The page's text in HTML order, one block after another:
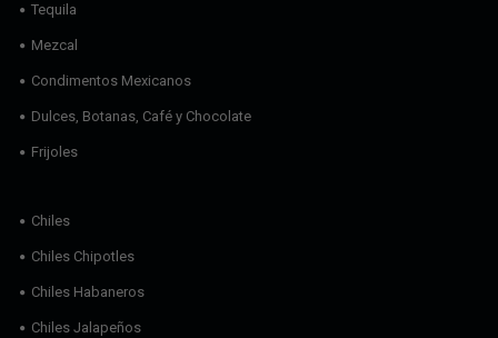
Tequila
Mezcal
Condimentos Mexicanos
Dulces, Botanas, Café y Chocolate
Frijoles
Chiles
Chiles Chipotles
Chiles Habaneros
Chiles Jalapeños